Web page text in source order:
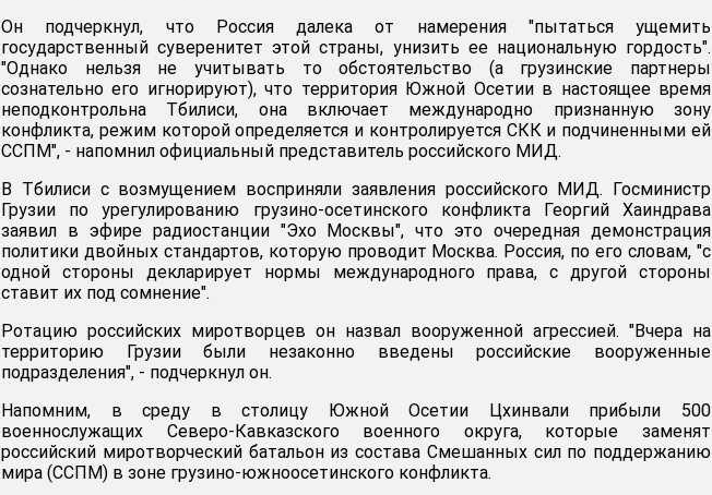
Он подчеркнул, что Россия далека от намерения "пытаться ущемить
государственный суверенитет этой страны, унизить ее национальную гордость".
"Однако нельзя не учитывать то обстоятельство (а грузинские партнеры
сознательно его игнорируют), что территория Южной Осетии в настоящее время
неподконтрольна Тбилиси, она включает международно признанную зону
конфликта, режим которой определяется и контролируется СКК и подчиненными ей
ССПМ", - напомнил официальный представитель российского МИД.
В Тбилиси с возмущением восприняли заявления российского МИД. Госминистр
Грузии по урегулированию грузино-осетинского конфликта Георгий Хаиндрава
заявил в эфире радиостанции "Эхо Москвы", что это очередная демонстрация
политики двойных стандартов, которую проводит Москва. Россия, по его словам, "с
одной стороны декларирует нормы международного права, с другой стороны
ставит их под сомнение".
Ротацию российских миротворцев он назвал вооруженной агрессией. "Вчера на
территорию Грузии были незаконно введены российские вооруженные
подразделения", - подчеркнул он.
Напомним, в среду в столицу Южной Осетии Цхинвали прибыли 500
военнослужащих Северо-Кавказского военного округа, которые заменят
российский миротворческий батальон из состава Смешанных сил по поддержанию
мира (ССПМ) в зоне грузино-южноосетинского конфликта.